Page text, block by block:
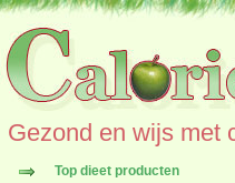
Gezond en wijs met
Top dieet producten